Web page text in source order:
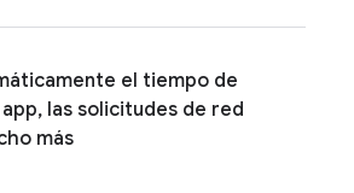
el tiempo de
las solicitudes de red
más